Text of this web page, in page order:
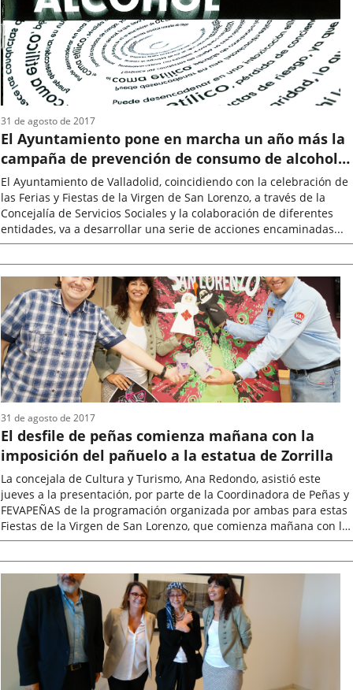
El Ayuntamiento pone en marcha un año más la
campaña de prevención de consumo de alcohol y
drogas para los jóvenes en Ferias
El Ayuntamiento de Valladolid, coincidiendo con la celebración de
las Ferias y Fiestas de la Virgen de San Lorenzo, a través de la
Concejalía de Servicios Sociales y la colaboración de diferentes
entidades, va a desarrollar una serie de acciones encaminadas...
de
la
noticia
31 de agosto de 2017
El desfile de peñas comienza mañana con la
imposición del pañuelo a la estatua de Zorrilla
La concejala de Cultura y Turismo, Ana Redondo, asistió este
jueves a la presentación, por parte de la Coordinadora de Peñas y
FEVAPEÑAS de la programación organizada por ambas para estas
Fiestas de la Virgen de San Lorenzo, que comienza mañana con la
imposición...
de
la
31 de agosto de 2017